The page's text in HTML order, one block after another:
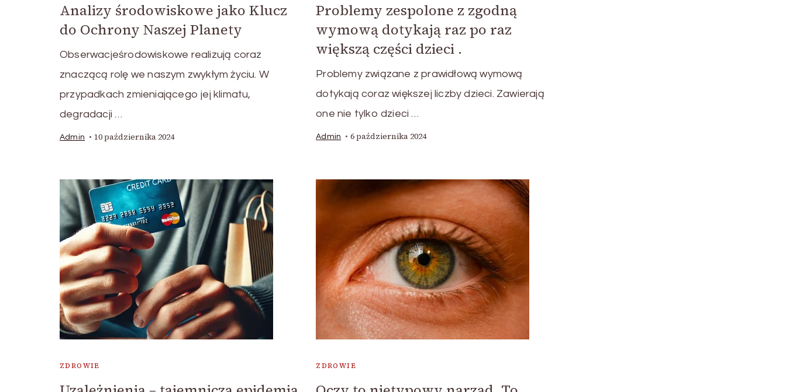
Analizy środowiskowe jako Klucz
do Ochrony Naszej Planety
Obserwacjeśrodowiskowe realizują coraz
znaczącą rolę we naszym zwykłym życiu. W
przypadkach zmieniającego jej klimatu,
degradacji …
Admin 10 października 2024
Problemy zespolone z zgodną
wymową dotykają raz po raz
większą części dzieci .
Problemy związane z prawidłową wymową
dotykają coraz większej liczby dzieci. Zawierają
one nie tylko dzieci …
Admin 6 października 2024
ZDROWIE ZDROWIE